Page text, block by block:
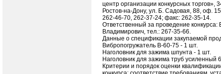
центр организации конкурсных торгов»,
Ростов-на-Дону, ул. Б. Садовая, 88, оф.
262-46-70, 262-37-24; факс: 262-35-14.
Ответственный за проведение конкурса:
Владимирович, тел.: 267-35-66.
Данные о спецификации закупаемой
Вибропогружатель В-60-75 - 1 шт.
Наголовник для зажима шпунта - 1 шт.
Наголовник для зажима труб усиленный
Критерии и порядок оценки